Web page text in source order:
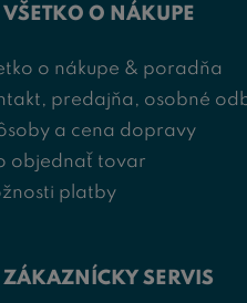
VŠETKO O NÁKUPE
o nákupe & poradňa
predajňa, osobné
a cena dopravy
objednať tovar
platby
ZÁKAZNÍCKY SERVIS